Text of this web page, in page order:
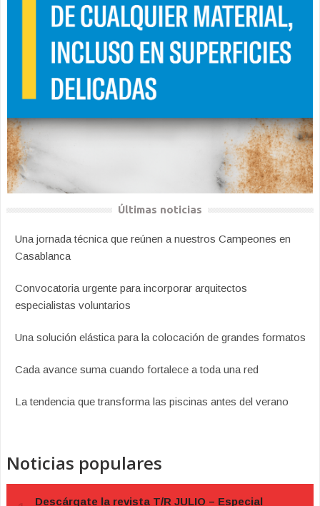
Últimas noticias
Una jornada técnica que reúnen a nuestros Campeones en
Casablanca
Convocatoria urgente para incorporar arquitectos
especialistas voluntarios
Una solución elástica para la colocación de grandes formatos
Cada avance suma cuando fortalece a toda una red
La tendencia que transforma las piscinas antes del verano
Noticias populares